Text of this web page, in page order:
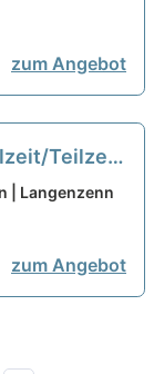
zum Angebot
Teilzeit
| Langenzenn
zum Angebot